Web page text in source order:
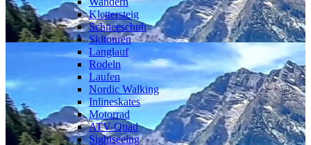
Klettersteig
Schneeschuh
Skitouren
Langlauf
Rodeln
Laufen
Nordic Walking
Inlineskates
Motorrad
ATV-Quad
Sightseeing